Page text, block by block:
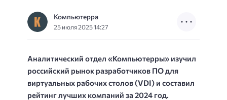
Компьютерра
25 июля 2025 14:27
Аналитический отдел «Компьютерры» изучил
российский рынок разработчиков ПО для
виртуальных рабочих столов (VDI) и составил
рейтинг лучших компаний за 2024 год.